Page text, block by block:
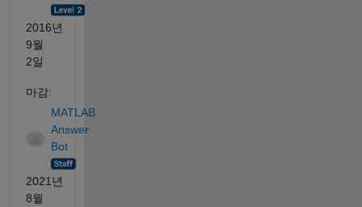
2016년
9월
2일
마감:
MATLAB
Answer
Bot
2021년
8월